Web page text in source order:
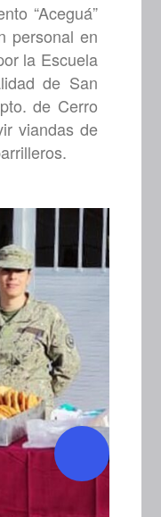
“Aceguá”
personal en
la Escuela
de San
de Cerro
viandas de